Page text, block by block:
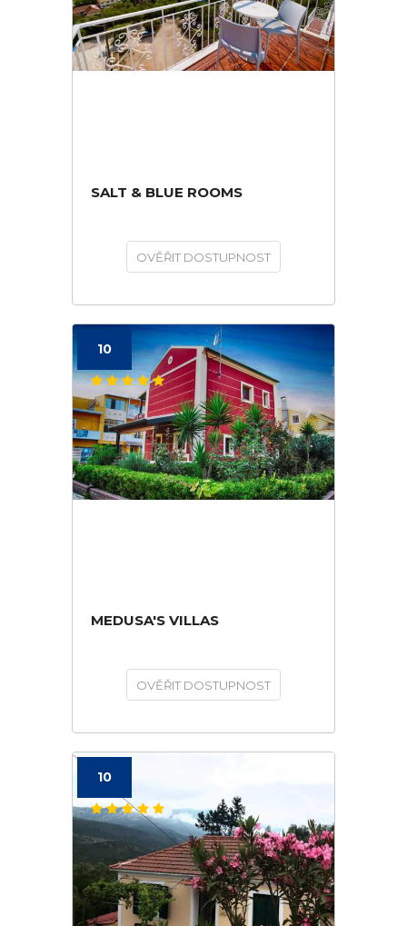
SALT & BLUE ROOMS
OVĚŘIT DOSTUPNOST
10
MEDUSA'S VILLAS
OVĚŘIT DOSTUPNOST
10